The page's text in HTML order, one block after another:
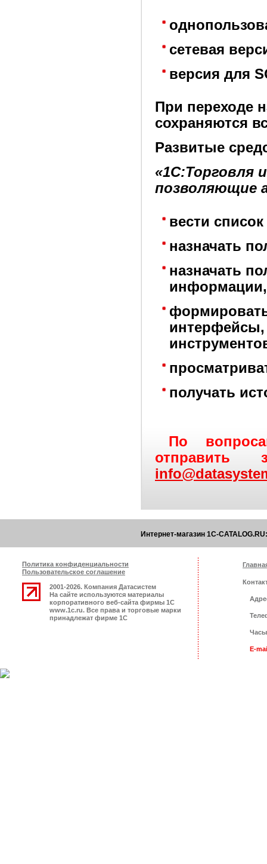
сетевая
версия для
При переходе
сохраняются
Развитые
«1С:Торговля
позволяющие
вести
назначать
назначать
получать
По
отправить
Интернет-магазин 1C-
Политика конфиденциальности
Пользовательское соглашение
2001-2026. Компания Датасистем
На сайте используются материалы
корпоративного веб-сайта фирмы 1С
www.1c.ru. Все права и торговые марки
принадлежат фирме 1С
E-